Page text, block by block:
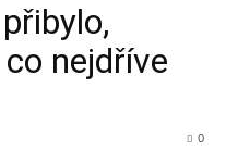
nejdříve
0